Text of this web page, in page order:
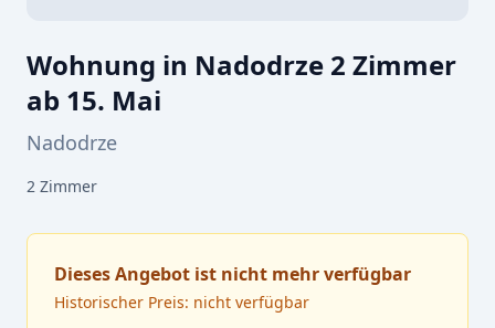
Wohnung in Nadodrze 2 Zimmer
ab 15. Mai
Nadodrze
2 Zimmer
Dieses Angebot ist nicht mehr verfügbar
Historischer Preis: nicht verfügbar